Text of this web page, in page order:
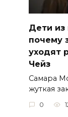
Дети из
почему
уходят
Чейз
Самара
жуткая
0